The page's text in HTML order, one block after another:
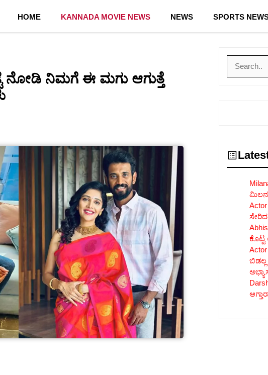
HOME KANNADA MOVIE NEWS NEWS SPORTS
ನೋಡಿ ನಿಮಗೆ ಈ ಮಗು ಆಗುತ್ತೆ
ಮಿಲನ